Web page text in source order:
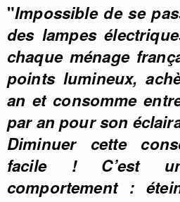
"Impossible de se
des lampes
chaque ménage
points lumineux,
an et consomme
par an pour son
Diminuer cette
facile ! C’est
comportement :